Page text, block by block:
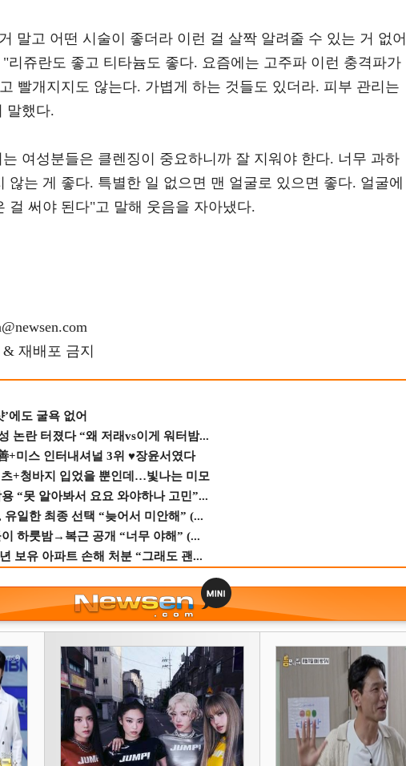
말고 어떤 시술이 좋더라 이런 걸 살짝 알려줄 수 있는 거 없어
리쥬란도 좋고 티타늄도 좋다. 요즘에는 고주파 이런 충격파가
빨개지지도 않는다. 가볍게 하는 것들도 있더라. 피부 관리는
말했다.
여성분들은 클렌징이 중요하니까 잘 지워야 한다. 너무 과하
않는 게 좋다. 특별한 일 없으면 맨 얼굴로 있으면 좋다. 얼굴에
걸 써야 된다"고 말해 웃음을 자아냈다.
재배포 금지
에도 굴욕 없어
논란 터졌다 “왜 저래vs이게 워터밤...
+미스 인터내셔널 3위 ♥장윤서였다
+청바지 입었을 뿐인데…빛나는 미모
“못 알아봐서 요요 와야하나 고민”...
일한 최종 선택 “늦어서 미안해” (...
하룻밤→복근 공개 “너무 야해” (...
보유 아파트 손해 처분 “그래도 괜...